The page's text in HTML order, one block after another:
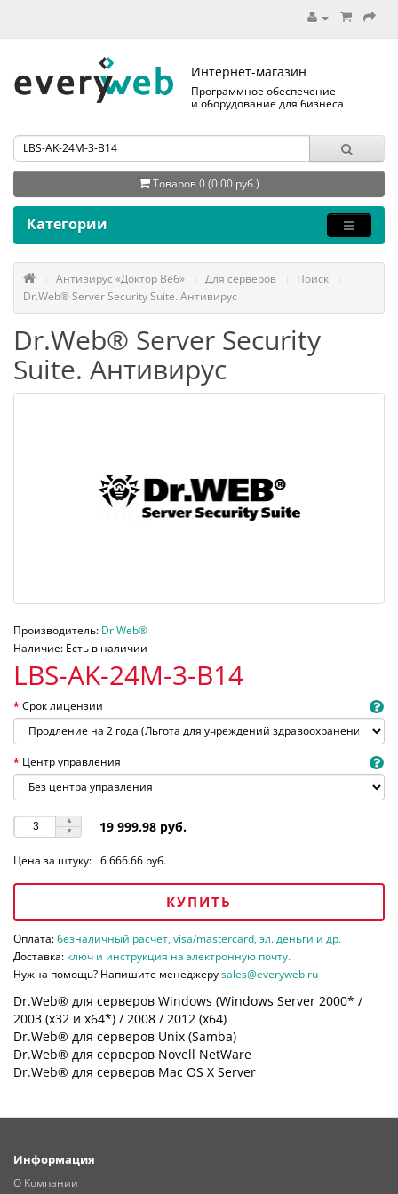
Интернет-магазин
Программное обеспечение
и оборудование для бизнеса
Товаров 0 (0.00 руб.)
Категории
Антивирус «Доктор Веб» Для серверов
Поиск
Dr.Web® Server Security Suite. Антивирус
Dr.Web® Server Security
Suite. Антивирус
Производитель: Dr.Web®
Наличие: Есть в наличии
LBS-AK-24M-3-B14
Срок лицензии
Центр управления
19 999.98 руб.
Цена за штуку: 6 666.66 руб.
КУПИТЬ
Оплата:безналичный расчет, visa/mastercard, эл. деньги и др.
Доставка: ключ и инструкция на электронную почту.
Нужна помощь? Напишите менеджеруsales@everyweb.ru
Dr.Web® для серверов Windows (Windows Server 2000* /
2003 (х32 и х64*) / 2008 / 2012 (х64)
Dr.Web® для серверов Unix (Samba)
Dr.Web® для серверов Novell NetWare
Dr.Web® для серверов Mac OS X Server
Информация
О Компании